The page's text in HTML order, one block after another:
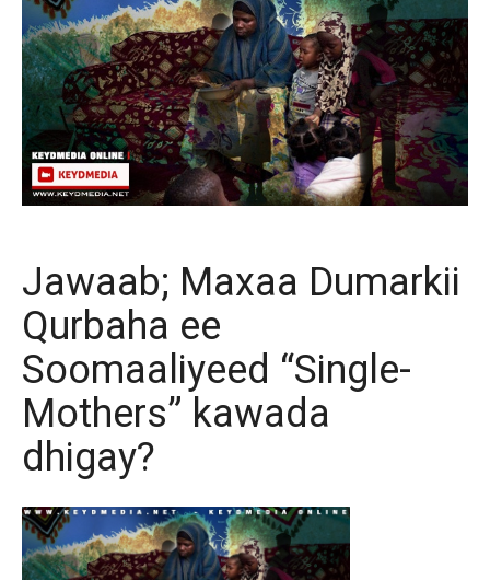
Jawaab; Maxaa Dumarkii
Qurbaha ee
Soomaaliyeed “Single-
Mothers” kawada
dhigay?